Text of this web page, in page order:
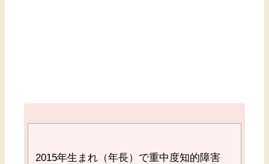
2015年生まれ（年長）で重中度知的障害